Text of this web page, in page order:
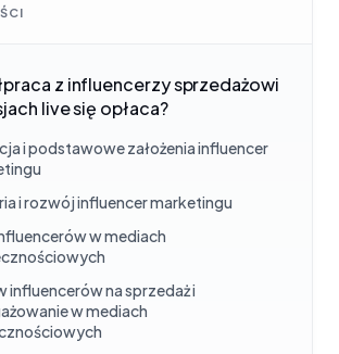
z influencerzy sprzedażowi
live się opłaca?
i podstawowe założenia influencer
i rozwój influencer marketingu
w mediach
influencerów na sprzedaż i
w mediach